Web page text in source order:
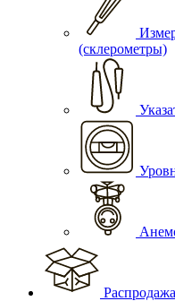
(склерометры)
Распродажа